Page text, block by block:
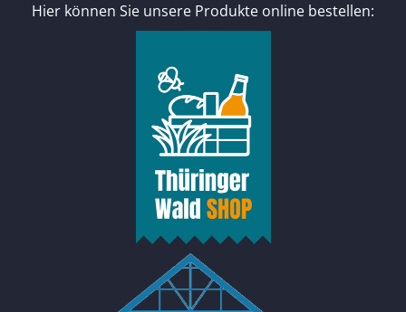
Hier können Sie unsere Produkte online bestellen: